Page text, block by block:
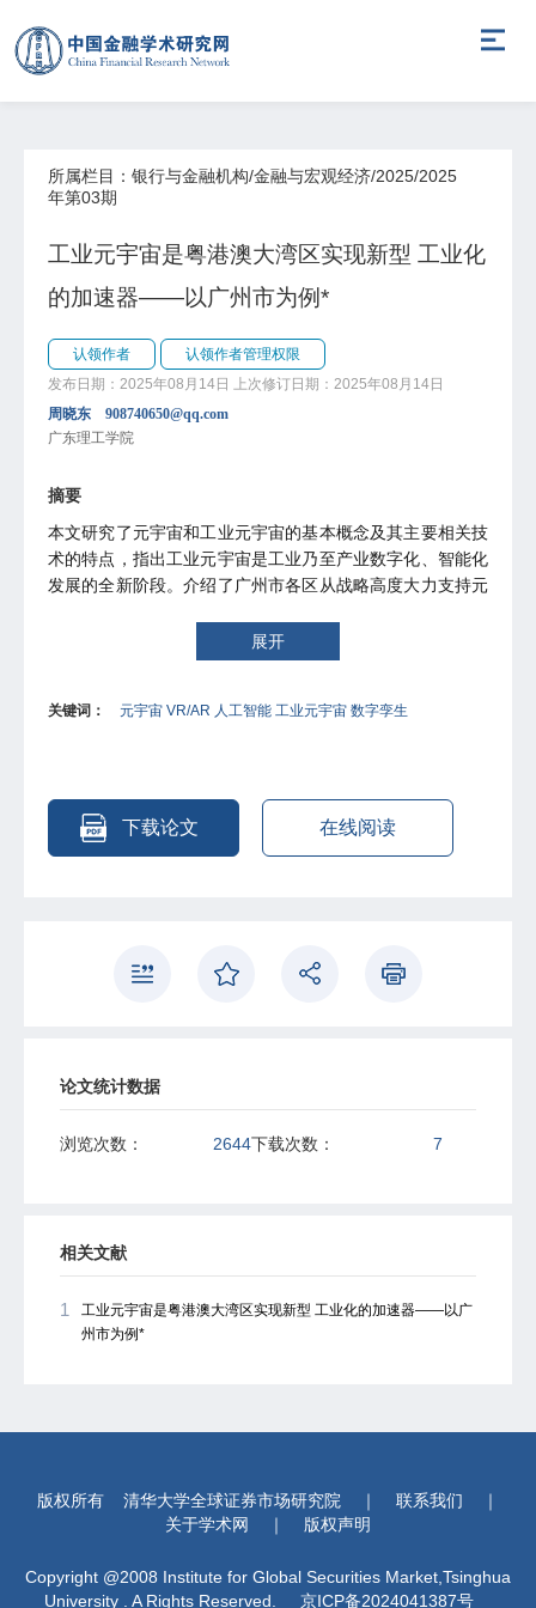
所属栏目：银行与金融机构/金融与宏观经济/2025/2025
年第03期
工业元宇宙是粤港澳大湾区实现新型 工业化
的加速器——以广州市为例*
认领作者
认领作者管理权限
发布日期：2025年08月14日
上次修订日期：2025年08月14日
周晓东 908740650@qq.com
广东理工学院
摘要
本文研究了元宇宙和工业元宇宙的基本概念及其主要相关技
术的特点，指出工业元宇宙是工业乃至产业数字化、智能化
发展的全新阶段。介绍了广州市各区从战略高度大力支持元
具有发展元宇宙产业的硬件和软件等优势，拥有多个元宇宙
场景应用的优势产业，数实融合为广州元宇宙产业发展创造
融合发展的新时空，是大湾区发展新质生产力的助推器，是
强化统筹协调、构建全面场景示范、构建协同集聚生态、构
建技术攻关体系、推进区域创新要素整合共享、构建区域制
造业创新协同机制等建议。
展开
关键词： 元宇宙 VR/AR 人工智能 工业元宇宙 数字孪生
下载论文 在线阅读
论文统计数据
浏览次数： 2644下载次数： 7
相关文献
1
工业元宇宙是粤港澳大湾区实现新型 工业化的加速器——以广
州市为例*
版权所有 清华大学全球证券市场研究院 ｜ 联系我们
｜
关于学术网
｜ 版权声明
Copyright @2008 Institute for Global Securities Market,Tsinghua
University . A Rights Reserved.
京ICP备2024041387号